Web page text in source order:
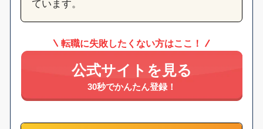
ています。
転職に失敗したくない方はここ！
公式サイトを見る
30秒でかんたん登録！